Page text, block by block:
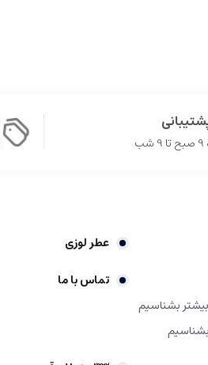
عطر لوزی
بشناسیم
بشناسیم
تماس با ما